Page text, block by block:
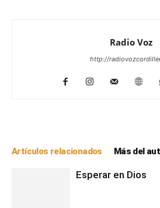
Radio Voz
http://
Artículos relacionados Más del
Esperar en Dios